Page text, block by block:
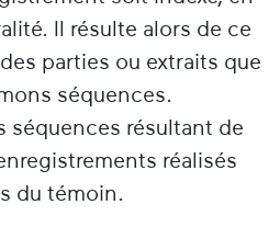
Il résulte alors de ce
parties ou extraits que
séquences.
séquences résultant de
réalisés
du témoin.